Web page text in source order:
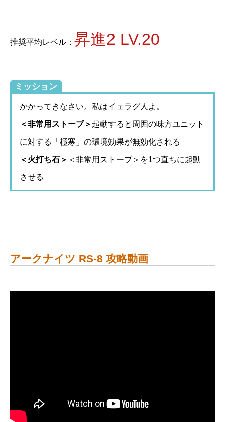
推奨平均レベル： 昇進2 LV.20
ミッション
かかってきなさい。私はイェラグ人よ。
＜非常用ストーブ＞ 起動すると周囲の味方ユニット
に対する「極寒」の環境効果が無効化される
＜火打ち石＞ ＜非常用ストーブ＞を1つ直ちに起動
させる
アークナイツ RS-8 攻略動画